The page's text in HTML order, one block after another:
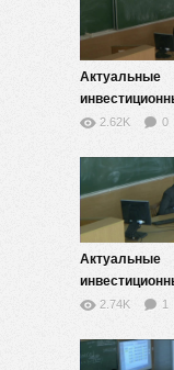
Актуальные
стратегии — 8
2.62K 0
Актуальные
стратегии — 6
2.74K 1